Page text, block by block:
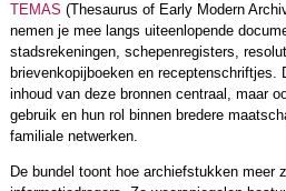
TEMAS (Thesaurus of Early Modern
nemen je mee langs uiteenlopende
stadsrekeningen, schepenregisters,
brievenkopijboeken en receptenschriftjes.
inhoud van deze bronnen centraal, maar
gebruik en hun rol binnen bredere
familiale netwerken.
De bundel toont hoe archiefstukken meer